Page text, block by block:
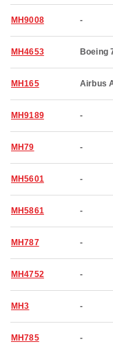
MH9008 -
MH4653 Boeing
MH165 Airbus
MH9189 -
MH79 -
MH5601 -
MH5861 -
MH787 -
MH4752 -
MH3 -
MH785 -